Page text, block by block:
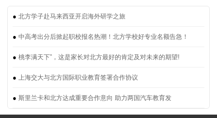
● 北方学子赴马来西亚开启海外研学之旅
● 中高考出分后掀起职校报名热潮！北方学校好专业名额告急！
● 桃李满天下”，这是家长对北方最好的肯定及对未来的期望!
● 上海交大与北方国际职业教育签署合作协议
● 斯里兰卡和北方达成重要合作意向 助力两国汽车教育发